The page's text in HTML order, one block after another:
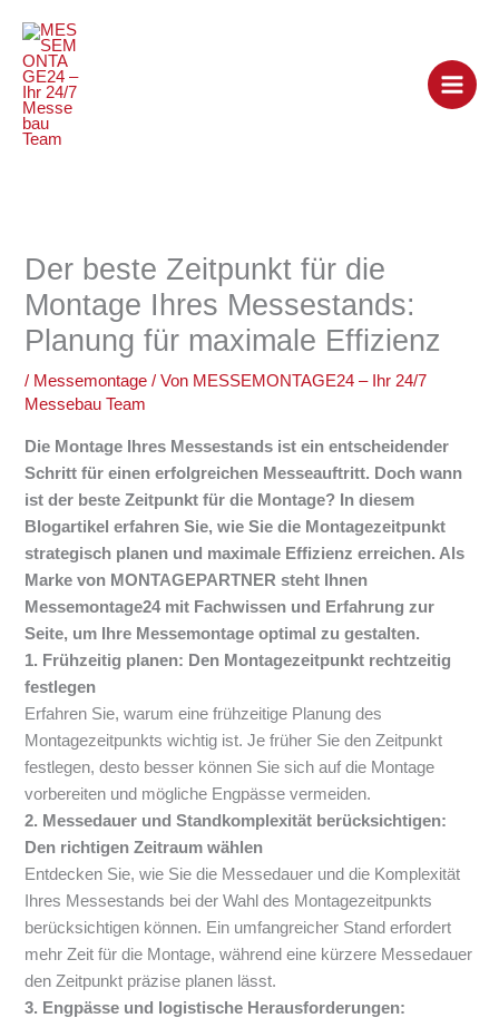
Inhalt
springen
Der beste Zeitpunkt für die
Montage Ihres Messestands:
Planung für maximale Effizienz
/ Messemontage / Von MESSEMONTAGE24 – Ihr 24/7
Messebau Team
Die Montage Ihres Messestands ist ein entscheidender
Schritt für einen erfolgreichen Messeauftritt. Doch wann
ist der beste Zeitpunkt für die Montage? In diesem
Blogartikel erfahren Sie, wie Sie die Montagezeitpunkt
strategisch planen und maximale Effizienz erreichen. Als
Marke von MONTAGEPARTNER steht Ihnen
Messemontage24 mit Fachwissen und Erfahrung zur
Seite, um Ihre Messemontage optimal zu gestalten.
1. Frühzeitig planen: Den Montagezeitpunkt rechtzeitig
festlegen
Erfahren Sie, warum eine frühzeitige Planung des
Montagezeitpunkts wichtig ist. Je früher Sie den Zeitpunkt
festlegen, desto besser können Sie sich auf die Montage
vorbereiten und mögliche Engpässe vermeiden.
2. Messedauer und Standkomplexität berücksichtigen:
Den richtigen Zeitraum wählen
Entdecken Sie, wie Sie die Messedauer und die Komplexität
Ihres Messestands bei der Wahl des Montagezeitpunkts
berücksichtigen können. Ein umfangreicher Stand erfordert
mehr Zeit für die Montage, während eine kürzere Messedauer
den Zeitpunkt präzise planen lässt.
3. Engpässe und logistische Herausforderungen: